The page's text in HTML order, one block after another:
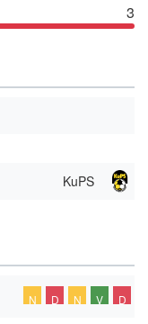
3
KuPS
N D N V D